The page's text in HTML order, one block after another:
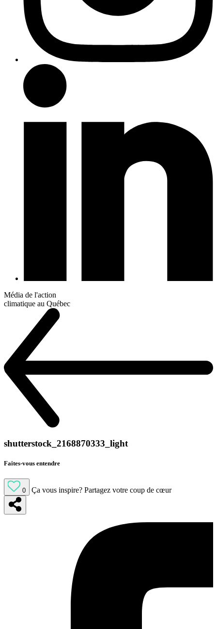
Média de l'action
climatique au Québec
shutterstock_2168870333_light
Faites-vous entendre
0 Ça vous inspire? Partagez votre coup de cœur